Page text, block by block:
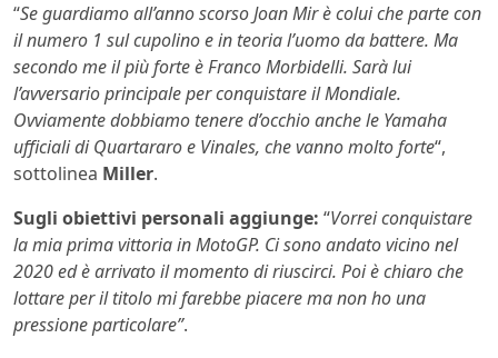
“Se guardiamo all’anno scorso Joan Mir è colui che parte con
il numero 1 sul cupolino e in teoria l’uomo da battere. Ma
secondo me il più forte è Franco Morbidelli. Sarà lui
l’avversario principale per conquistare il Mondiale.
Ovviamente dobbiamo tenere d’occhio anche le Yamaha
ufficiali di Quartararo e Vinales, che vanno molto forte“,
sottolinea Miller.
Sugli obiettivi personali aggiunge: “Vorrei conquistare
la mia prima vittoria in MotoGP. Ci sono andato vicino nel
2020 ed è arrivato il momento di riuscirci. Poi è chiaro che
lottare per il titolo mi farebbe piacere ma non ho una
pressione particolare”.